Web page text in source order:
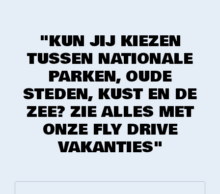
"KUN JIJ KIEZEN
TUSSEN NATIONALE
PARKEN, OUDE
STEDEN, KUST EN DE
ZEE? ZIE ALLES MET
ONZE FLY DRIVE
VAKANTIES"